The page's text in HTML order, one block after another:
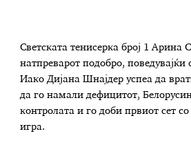
Светската тенисерка број 1 Арина
натпреварот подобро, поведувајќи
Иако Дијана Шнајдер успеа да
да го намали дефицитот,
контролата и го доби првиот сет
игра.